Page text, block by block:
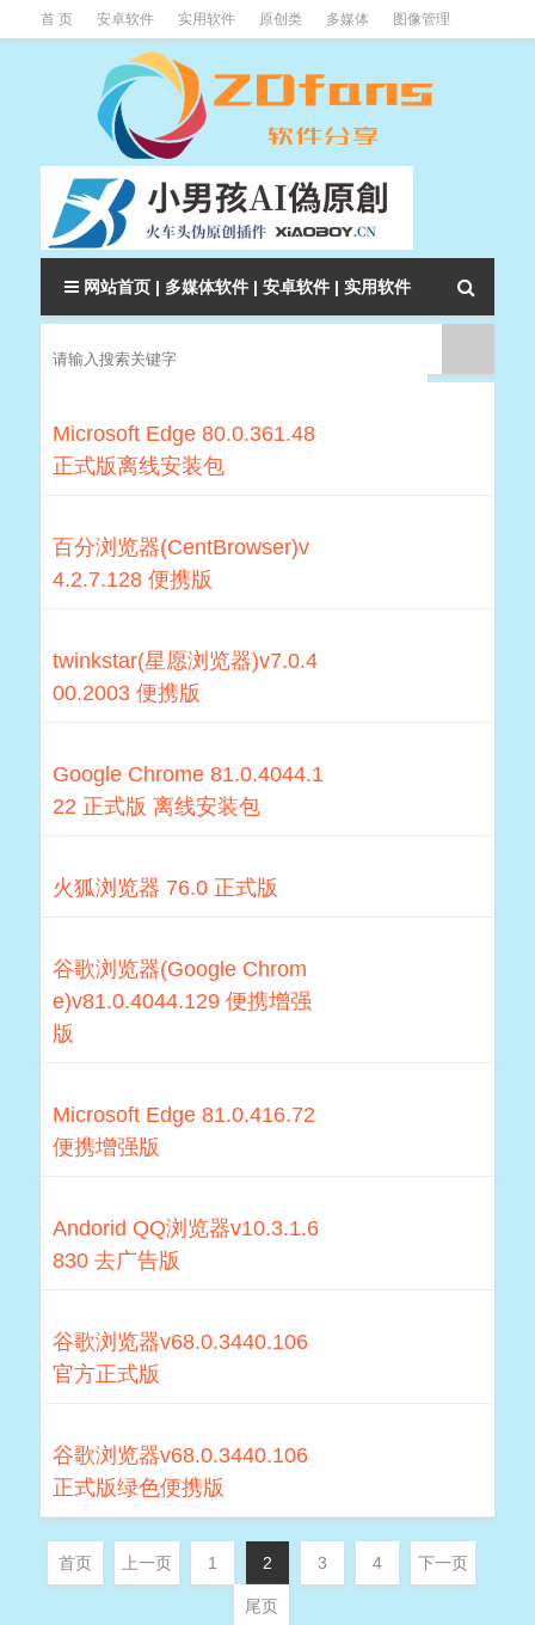
首 页 安卓软件 实用软件 原创类 多媒体 图像管理
下载类
网站首页 | 多媒体软件 | 安卓软件 | 实用软件
Microsoft Edge 80.0.361.48
正式版离线安装包
百分浏览器(CentBrowser)v
4.2.7.128 便携版
twinkstar(星愿浏览器)v7.0.4
00.2003 便携版
Google Chrome 81.0.4044.1
22 正式版 离线安装包
火狐浏览器 76.0 正式版
谷歌浏览器(Google Chrom
e)v81.0.4044.129 便携增强
版
Microsoft Edge 81.0.416.72
便携增强版
Andorid QQ浏览器v10.3.1.6
830 去广告版
谷歌浏览器v68.0.3440.106
官方正式版
谷歌浏览器v68.0.3440.106
正式版绿色便携版
首页 上一页 1 2 3 4 下一页
尾页